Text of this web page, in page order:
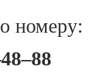
номеру: